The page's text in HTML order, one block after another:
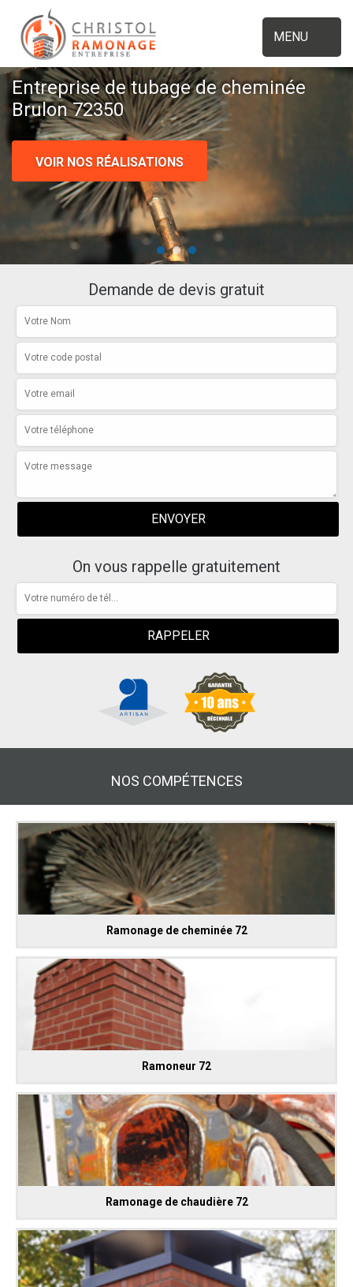
MENU
Entreprise de tubage de cheminée
Brulon 72350
VOIR NOS RÉALISATIONS
Demande de devis gratuit
On vous rappelle gratuitement
NOS COMPÉTENCES
Ramonage de cheminée 72
Ramoneur 72
Ramonage de chaudière 72